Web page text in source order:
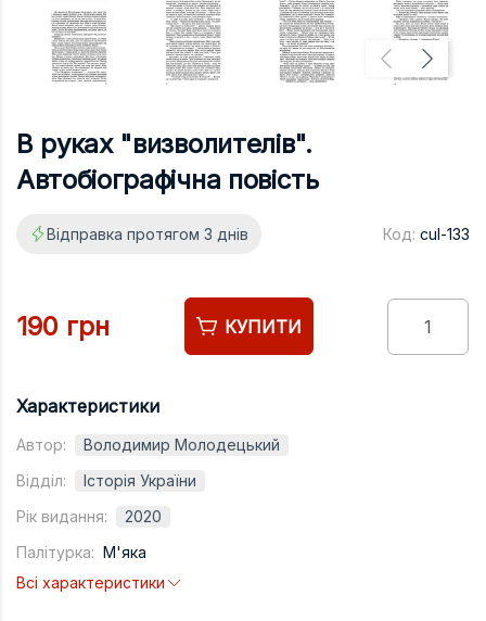
Підручники
Право
Управління
Філологія
Філософія
В руках "визволителів".
Автобіографічна повість
Відправка протягом 3 днів Код: cul-133
190 грн КУПИТИ
Характеристики
Автор:
Володимир Молодецький
Відділ:
Історія України
Рік видання:
2020
Палітурка: М'яка
Всі характеристики